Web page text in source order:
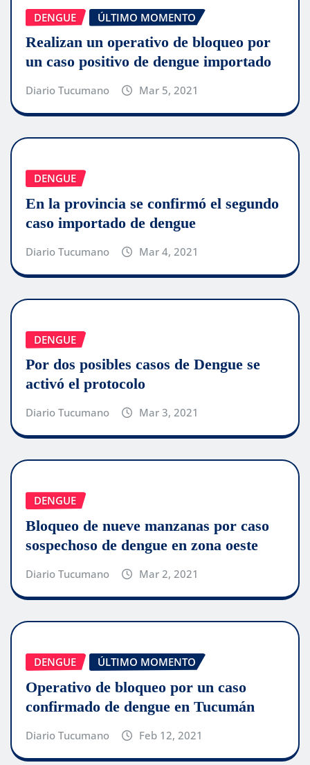
DENGUE ÚLTIMO MOMENTO
Realizan un operativo de bloqueo por
un caso positivo de dengue importado
Diario Tucumano Mar 5, 2021
DENGUE
En la provincia se confirmó el segundo
caso importado de dengue
Diario Tucumano Mar 4, 2021
DENGUE
Por dos posibles casos de Dengue se
activó el protocolo
Diario Tucumano Mar 3, 2021
DENGUE
Bloqueo de nueve manzanas por caso
sospechoso de dengue en zona oeste
Diario Tucumano Mar 2, 2021
DENGUE ÚLTIMO MOMENTO
Operativo de bloqueo por un caso
confirmado de dengue en Tucumán
Diario Tucumano Feb 12, 2021